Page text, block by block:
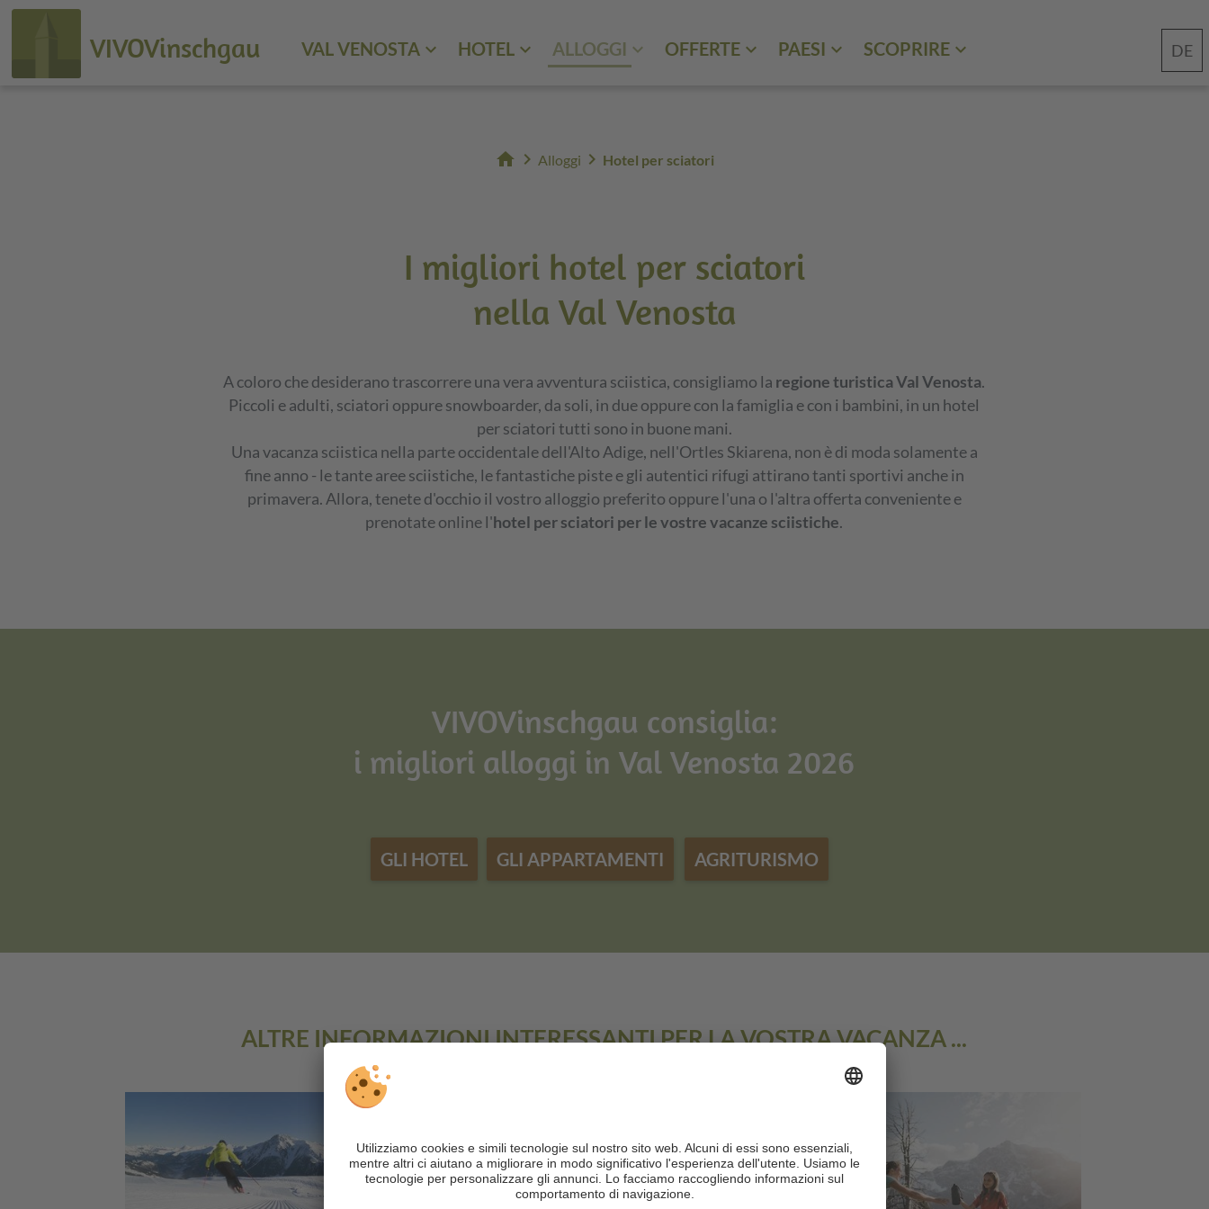
DE
VIVOVinschgau VAL VENOSTA HOTEL ALLOGGI OFFERTE PAESI SCOPRIRE
home chevron_right Alloggi chevron_right Hotel per sciatori
I migliori hotel per sciatori
nella Val Venosta
A coloro che desiderano trascorrere una vera avventura sciistica, consigliamo la regione turistica Val Venosta.
Piccoli e adulti, sciatori oppure snowboarder, da soli, in due oppure con la famiglia e con i bambini, in un hotel
per sciatori tutti sono in buone mani.
Una vacanza sciistica nella parte occidentale dell'Alto Adige, nell'Ortles Skiarena, non è di moda solamente a
fine anno - le tante aree sciistiche, le fantastiche piste e gli autentici rifugi attirano tanti sportivi anche in
primavera. Allora, tenete d'occhio il vostro alloggio preferito oppure l'una o l'altra offerta conveniente e
prenotate online l'hotel per sciatori per le vostre vacanze sciistiche.
VIVOVinschgau consiglia:
i migliori alloggi in Val Venosta 2026
GLI HOTEL GLI APPARTAMENTI AGRITURISMO
ALTRE INFORMAZIONI INTERESSANTI PER LA VOSTRA VACANZA ...